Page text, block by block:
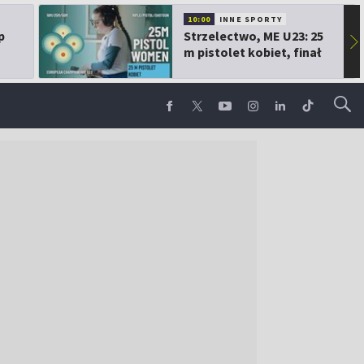
10:00 INNE SPORTY
Strzelectwo, ME U23: 25
m pistolet kobiet, finał
▶